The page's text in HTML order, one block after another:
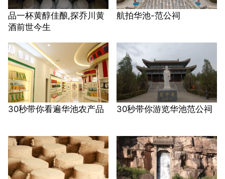
品一杯黄醇佳酿,探乔川黄
酒前世今生
航拍华池-范公祠
30秒带你看遍华池农产品 30秒带你游览华池范公祠